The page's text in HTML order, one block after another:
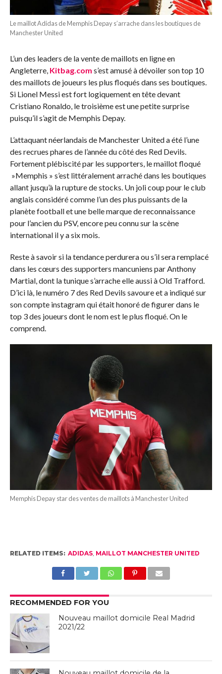
Le maillot Adidas de Memphis Depay s’arrache dans les boutiques de
Manchester United
L’un des leaders de la vente de maillots en ligne en
Angleterre, Kitbag.com s’est amusé à dévoiler son top 10
des maillots de joueurs les plus floqués dans ses boutiques.
Si Lionel Messi est fort logiquement en tête devant
Cristiano Ronaldo, le troisième est une petite surprise
puisqu’il s’agit de Memphis Depay.
L’attaquant néerlandais de Manchester United a été l’une
des recrues phares de l’année du côté des Red Devils.
Fortement plébiscité par les supporters, le maillot floqué
»Memphis » s’est littéralement arraché dans les boutiques
allant jusqu’à la rupture de stocks. Un joli coup pour le club
anglais considéré comme l’un des plus puissants de la
planète football et une belle marque de reconnaissance
pour l’ancien du PSV, encore peu connu sur la scène
international il y a six mois.
Reste à savoir si la tendance perdurera ou s’il sera remplacé
dans les cœurs des supporters mancuniens par Anthony
Martial, dont la tunique s’arrache elle aussi à Old Trafford.
D’ici là, le numéro 7 des Red Devils savoure et a indiqué sur
son compte instagram qui était honoré de figurer dans le
top 3 des joueurs dont le nom est le plus floqué. On le
comprend.
Memphis Depay star des ventes de maillots à Manchester United
RELATED ITEMS: ADIDAS, MAILLOT MANCHESTER UNITED
RECOMMENDED FOR YOU
Nouveau maillot domicile Real Madrid
2021/22